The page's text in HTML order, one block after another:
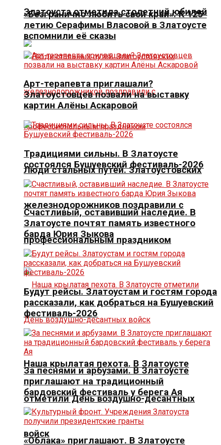
Златоуста отметила столетний юбилей
Люди стальных путей. Златоустовских
железнодорожников поздравили с
профессиональным праздником
Наша крылатая пехота. В Златоусте
отметили День воздушно-десантных
войск
«Безгранично любить свой край». К 125-
летию Серафимы Власовой в Златоусте
вспомнили её сказы
Арт-терапевта приглашали?
Златоустовцев позвали на выставку
картин Алёны Аскаровой
Традициями сильны. В Златоусте
состоялся Бушуевский фестиваль-2026
Счастливый, оставивший наследие. В
Златоусте почтят память известного
барда Юрия Зыкова
Будут рейсы. Златоустам и гостям города
рассказали, как добраться на Бушуевский
фестиваль-2026
За песнями и арбузами. В Златоусте
приглашают на традиционный
бардовский фестиваль у берега Ая
«Облака» приглашают. В Златоусте